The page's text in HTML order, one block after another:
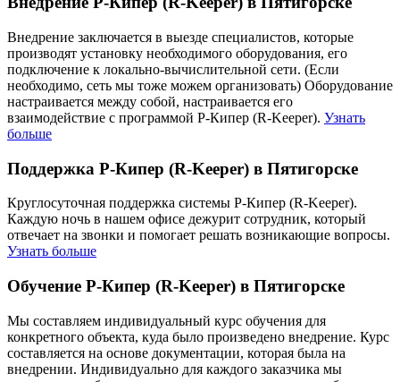
Внедрение заключается в выезде специалистов, которые
производят установку необходимого оборудования, его
подключение к локально-вычислительной сети. (Если
необходимо, сеть мы тоже можем организовать) Оборудование
настраивается между собой, настраивается его
взаимодействие с программой Р-Кипер (R-Keeper). Узнать
больше
Поддержка Р-Кипер (R-Keeper) в Пятигорске
Круглосуточная поддержка системы Р-Кипер (R-Keeper).
Каждую ночь в нашем офисе дежурит сотрудник, который
отвечает на звонки и помогает решать возникающие вопросы.
Узнать больше
Обучение Р-Кипер (R-Keeper) в Пятигорске
Мы составляем индивидуальный курс обучения для
конкретного объекта, куда было произведено внедрение. Курс
составляется на основе документации, которая была на
внедрении. Индивидуально для каждого заказчика мы